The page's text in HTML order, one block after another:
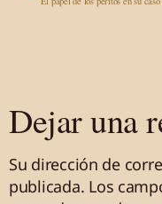
Dejar una
Su dirección de
publicada. Los